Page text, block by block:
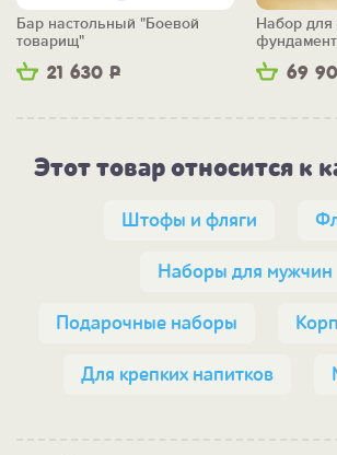
21 630 Р
Бар настольный "Боевой
товарищ"
69
Набор для
Этот товар относится к
Штофы и фляги
Наборы для мужчин
Подарочные наборы
Для крепких напитков